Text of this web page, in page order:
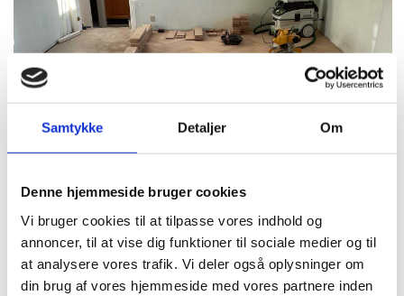
Samtykke Detaljer Om
Denne hjemmeside bruger cookies
Vi bruger cookies til at tilpasse vores indhold og
annoncer, til at vise dig funktioner til sociale medier og til
at analysere vores trafik. Vi deler også oplysninger om
din brug af vores hjemmeside med vores partnere inden